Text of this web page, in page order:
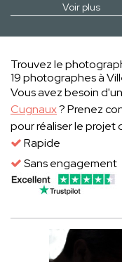
Voir plus
Trouvez le
19 photographes à
Vous avez besoin
Cugnaux? Prenez
pour réaliser le projet
Rapide
Sans engagement